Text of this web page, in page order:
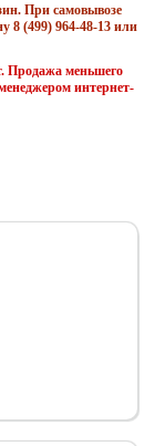
При самовывозе
8 (499) 964-48-13 или
Продажа меньшего
интернет-